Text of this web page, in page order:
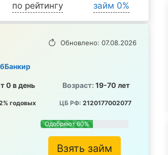
по рейтингу займ 0%
Обновлено: 07.08.2026
0 в день Возраст: 19-70 лет
годовых ЦБ РФ: 2120177002077
Одобряют 60%
Взять займ